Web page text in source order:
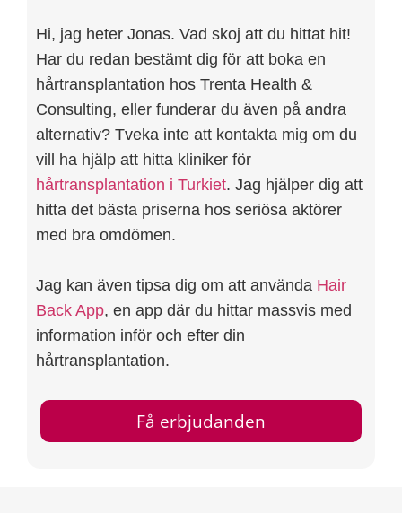
Hi, jag heter Jonas. Vad skoj att du hittat hit!
Har du redan bestämt dig för att boka en
hårtransplantation hos Trenta Health &
Consulting, eller funderar du även på andra
alternativ? Tveka inte att kontakta mig om du
vill ha hjälp att hitta kliniker för
hårtransplantation i Turkiet. Jag hjälper dig att
hitta det bästa priserna hos seriösa aktörer
med bra omdömen.
Jag kan även tipsa dig om att använda Hair
Back App, en app där du hittar massvis med
information inför och efter din
hårtransplantation.
Få erbjudanden